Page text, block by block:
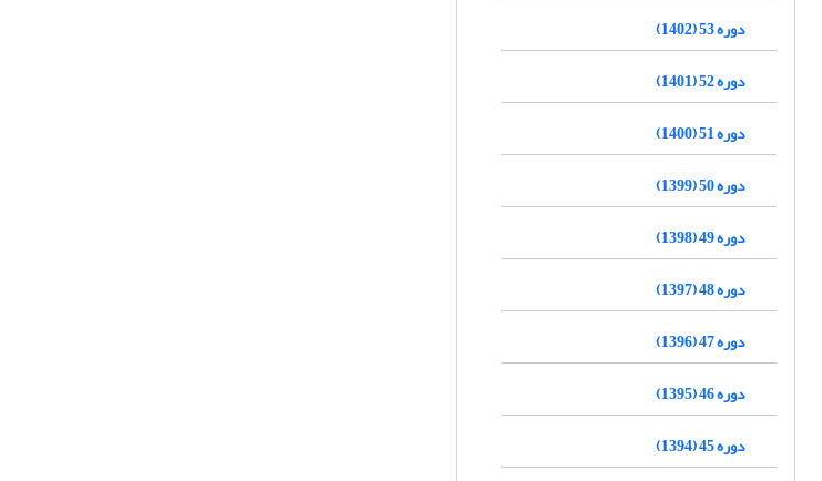
دوره 53 (1402)
دوره 52 (1401)
دوره 51 (1400)
دوره 50 (1399)
دوره 49 (1398)
دوره 48 (1397)
دوره 47 (1396)
دوره 46 (1395)
دوره 45 (1394)